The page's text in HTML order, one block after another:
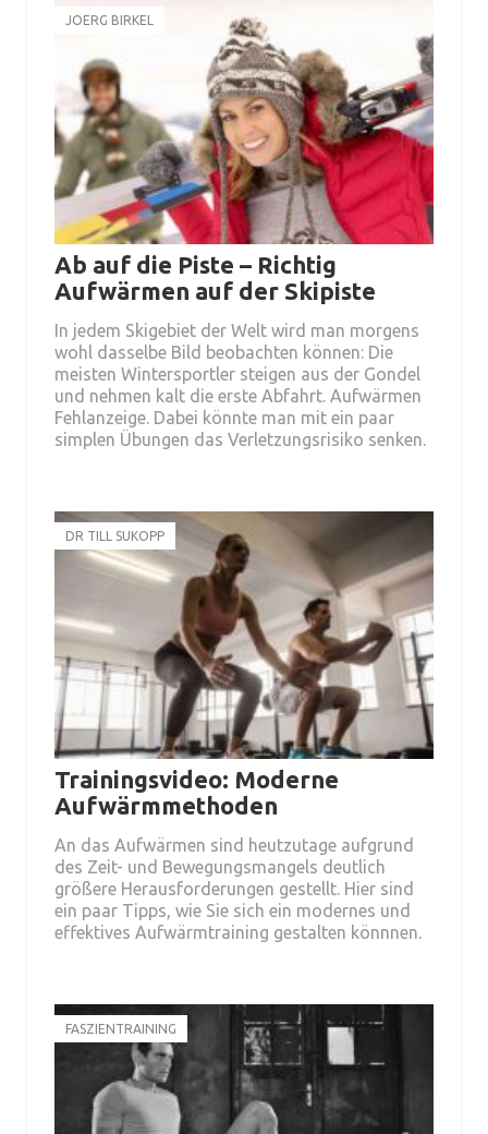
JOERG BIRKEL
Ab auf die Piste – Richtig
Aufwärmen auf der Skipiste
In jedem Skigebiet der Welt wird man morgens
wohl dasselbe Bild beobachten können: Die
meisten Wintersportler steigen aus der Gondel
und nehmen kalt die erste Abfahrt. Aufwärmen
Fehlanzeige. Dabei könnte man mit ein paar
simplen Übungen das Verletzungsrisiko senken.
DR TILL SUKOPP
Trainingsvideo: Moderne
Aufwärmmethoden
An das Aufwärmen sind heutzutage aufgrund
des Zeit- und Bewegungsmangels deutlich
größere Herausforderungen gestellt. Hier sind
ein paar Tipps, wie Sie sich ein modernes und
effektives Aufwärmtraining gestalten könnnen.
FASZIENTRAINING